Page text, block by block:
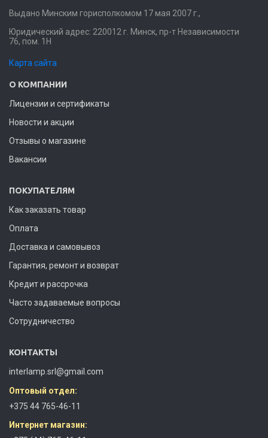
Выдано Минским горисполкомом 17 мая 2007 г.,
Юридический адрес: 220012 г. Минск, пр-т Независимости
76, пом. 1Н
Карта сайта
О КОМПАНИИ
Лицензии и сертификаты
Новости и акции
Отзывы о магазине
Вакансии
ПОКУПАТЕЛЯМ
Как заказать товар
Оплата
Доставка и самовывоз
Гарантия, ремонт и возврат
Кредит и рассрочка
Часто задаваемые вопросы
Сотрудничество
КОНТАКТЫ
interlamp.srl@gmail.com
Оптовый отдел:
+375 44 765-46-11
Интернет магазин: